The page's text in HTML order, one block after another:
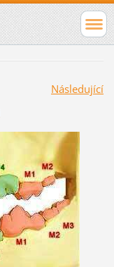
Následující